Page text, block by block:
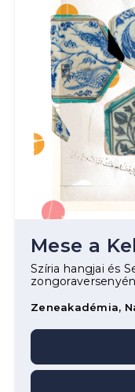
Mese a
Szíria hangjai és
Zeneakadémia,